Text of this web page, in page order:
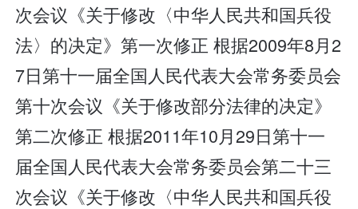
次会议《关于修改〈中华人民共和国兵役
法〉的决定》第一次修正 根据2009年8月2
7日第十一届全国人民代表大会常务委员会
第十次会议《关于修改部分法律的决定》
第二次修正 根据2011年10月29日第十一
届全国人民代表大会常务委员会第二十三
次会议《关于修改〈中华人民共和国兵役